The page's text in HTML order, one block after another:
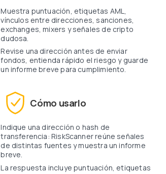
Muestra puntuación, etiquetas AML,
vínculos entre direcciones, sanciones,
exchanges, mixers y señales de cripto
dudosa.
Revise una dirección antes de enviar
fondos, entienda rápido el riesgo y guarde
un informe breve para cumplimiento.
Cómo usarlo
Indique una dirección o hash de
transferencia: RiskScanner reúne señales
de distintas fuentes y muestra un informe
breve.
La respuesta incluye puntuación, etiquetas